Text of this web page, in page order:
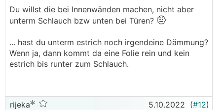
Du willst die bei Innenwänden machen, nicht aber
unterm Schlauch bzw unten bei Türen? 🤨
... hast du unterm estrich noch irgendeine Dämmung?
Wenn ja, dann kommt da eine Folie rein und kein
estrich bis runter zum Schlauch.
rijeka 5.10.2022 (#12)